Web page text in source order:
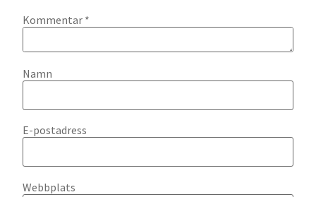
Kommentar *
Namn
E-postadress
Webbplats